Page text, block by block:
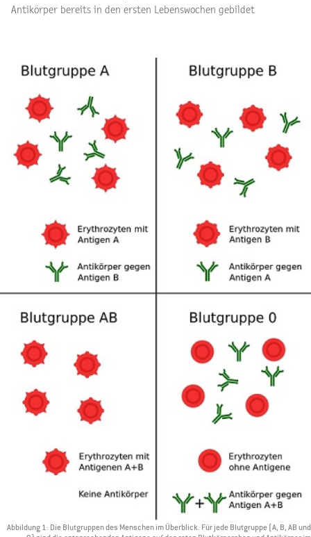
Antikörper bereits in den ersten Lebenswochen gebildet
Abbildung 1: Die Blutgruppen des Menschen im Überblick. Für jede Blutgruppe (A, B, AB und